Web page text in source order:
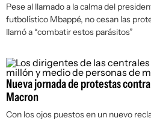
Pese al llamado a la calma del
futbolístico Mbappé, no cesan las
llamó a “combatir estos parásitos”
Nueva jornada de protestas
Macron
Con los ojos puestos en un nuevo